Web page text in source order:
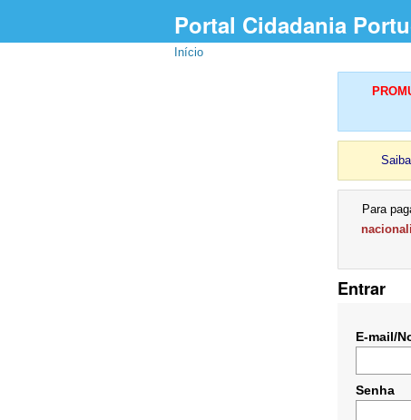
Portal Cidadania
Início
Para
Entrar
E-mail/
Senha